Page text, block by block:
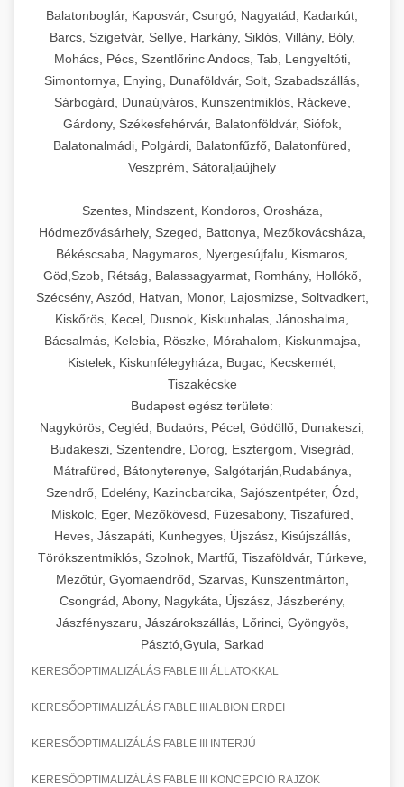
Balatonboglár, Kaposvár, Csurgó, Nagyatád, Kadarkút,
Barcs, Szigetvár, Sellye, Harkány, Siklós, Villány, Bóly,
Mohács, Pécs, Szentlőrinc Andocs, Tab, Lengyeltóti,
Simontornya, Enying, Dunaföldvár, Solt, Szabadszállás,
Sárbogárd, Dunaújváros, Kunszentmiklós, Ráckeve,
Gárdony, Székesfehérvár, Balatonföldvár, Siófok,
Balatonalmádi, Polgárdi, Balatonfűzfő, Balatonfüred,
Veszprém, Sátoraljaújhely
Szentes, Mindszent, Kondoros, Orosháza,
Hódmezővásárhely, Szeged, Battonya, Mezőkovácsháza,
Békéscsaba, Nagymaros, Nyergesújfalu, Kismaros,
Göd,Szob, Rétság, Balassagyarmat, Romhány, Hollókő,
Szécsény, Aszód, Hatvan, Monor, Lajosmizse, Soltvadkert,
Kiskőrös, Kecel, Dusnok, Kiskunhalas, Jánoshalma,
Bácsalmás, Kelebia, Röszke, Mórahalom, Kiskunmajsa,
Kistelek, Kiskunfélegyháza, Bugac, Kecskemét,
Tiszakécske
Budapest egész területe:
Nagykörös, Cegléd, Budaörs, Pécel, Gödöllő, Dunakeszi,
Budakeszi, Szentendre, Dorog, Esztergom, Visegrád,
Mátrafüred, Bátonyterenye, Salgótarján,Rudabánya,
Szendrő, Edelény, Kazincbarcika, Sajószentpéter, Ózd,
Miskolc, Eger, Mezőkövesd, Füzesabony, Tiszafüred,
Heves, Jászapáti, Kunhegyes, Újszász, Kisújszállás,
Törökszentmiklós, Szolnok, Martfű, Tiszaföldvár, Túrkeve,
Mezőtúr, Gyomaendrőd, Szarvas, Kunszentmárton,
Csongrád, Abony, Nagykáta, Újszász, Jászberény,
Jászfényszaru, Jászárokszállás, Lőrinci, Gyöngyös,
Pásztó,Gyula, Sarkad
KERESŐOPTIMALIZÁLÁS FABLE III ÁLLATOKKAL
KERESŐOPTIMALIZÁLÁS FABLE III ALBION ERDEI
KERESŐOPTIMALIZÁLÁS FABLE III INTERJÚ
KERESŐOPTIMALIZÁLÁS FABLE III KONCEPCIÓ RAJZOK